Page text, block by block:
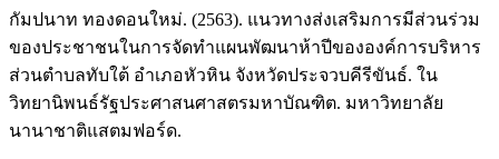
กัมปนาท ทองดอนใหม่. (2563). แนวทางส่งเสริมการมีส่วนร่วม
ของประชาชนในการจัดทำแผนพัฒนาห้าปีขององค์การบริหาร
ส่วนตำบลทับใต้ อำเภอหัวหิน จังหวัดประจวบคีรีขันธ์. ใน
วิทยานิพนธ์รัฐประศาสนศาสตรมหาบัณฑิต. มหาวิทยาลัย
นานาชาติแสตมฟอร์ด.